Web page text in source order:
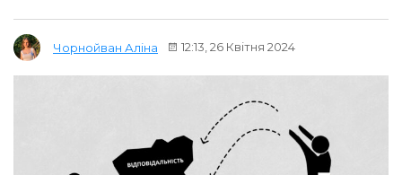
Чорнойван Аліна 12:13, 26 Квітня 2024